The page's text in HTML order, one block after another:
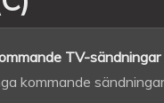
TV-sändningar
kommande